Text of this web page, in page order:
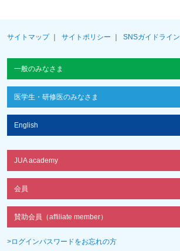
サイトマップ サイトポリシー SNSガイドライン
一般のみなさま
医学生・研修医のみなさま
English
JUA academy
会員
賛助会員（affiliate member）
>ログインパスワードをお忘れの方